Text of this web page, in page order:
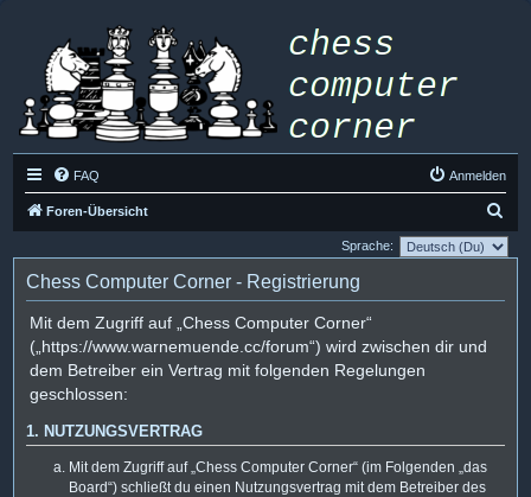
FAQ Anmelden
Foren-Übersicht
u
Sprache:
Chess Computer Corner - Registrierung
Mit dem Zugriff auf „Chess Computer Corner“
(„https://www.warnemuende.cc/forum“) wird zwischen dir und
dem Betreiber ein Vertrag mit folgenden Regelungen
geschlossen:
1. NUTZUNGSVERTRAG
Mit dem Zugriff auf „Chess Computer Corner“ (im Folgenden „das
Board“) schließt du einen Nutzungsvertrag mit dem Betreiber des